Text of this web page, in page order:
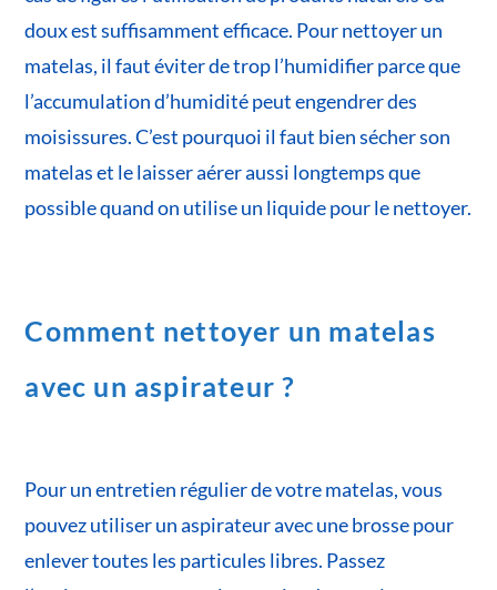
doux est suffisamment efficace. Pour nettoyer un
matelas, il faut éviter de trop l’humidifier parce que
l’accumulation d’humidité peut engendrer des
moisissures. C’est pourquoi il faut bien sécher son
matelas et le laisser aérer aussi longtemps que
possible quand on utilise un liquide pour le nettoyer.
Comment nettoyer un matelas
avec un aspirateur ?
Pour un entretien régulier de votre matelas, vous
pouvez utiliser un aspirateur avec une brosse pour
enlever toutes les particules libres. Passez